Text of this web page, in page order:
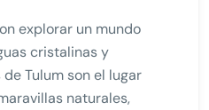
explorar un mundo
cristalinas y
Tulum son el lugar
naturales,